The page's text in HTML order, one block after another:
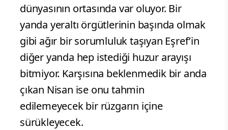
dünyasının ortasında var oluyor. Bir
yanda yeraltı örgütlerinin başında olmak
gibi ağır bir sorumluluk taşıyan Eşref’in
diğer yanda hep istediği huzur arayışı
bitmiyor. Karşısına beklenmedik bir anda
çıkan Nisan ise onu tahmin
edilemeyecek bir rüzgarın içine
sürükleyecek.